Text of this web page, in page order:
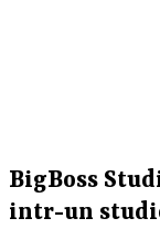
BigBoss
intr-un